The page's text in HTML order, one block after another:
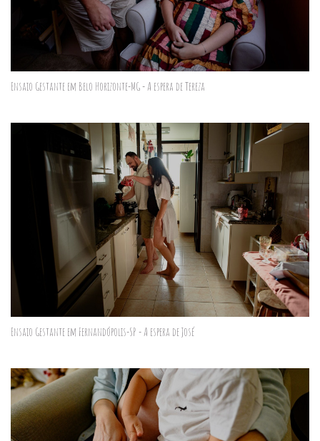
Ensaio Gestante em Belo Horizonte-MG - A espera de Tereza
Ensaio Gestante em Fernandópolis-SP - A espera de José